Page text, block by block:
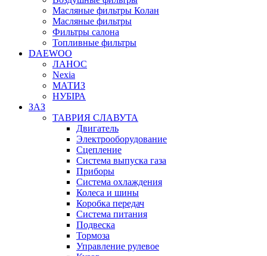
Масляные фильтры Колан
Масляные фильтры
Фильтры салона
Топливные фильтры
DAEWOO
ЛАНОС
Nexia
МАТИЗ
НУБІРА
ЗАЗ
ТАВРИЯ СЛАВУТА
Двигатель
Электрооборудование
Сцепление
Система выпуска газа
Приборы
Система охлаждения
Колеса и шины
Коробка передач
Система питания
Подвеска
Тормоза
Управление рулевое